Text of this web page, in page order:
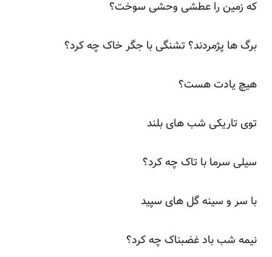
که زمین را عطشی وحشی سوخت؟
برگ ها پژمردند؟ تشنگی با جگر خاک چه کرد؟
هیچ یادت هست؟
توی تاریکی شب های بلند
سیلی سرما با تاک چه کرد؟
با سر و سینه گل های سپید
نیمه شب باد غضبناک چه کرد؟